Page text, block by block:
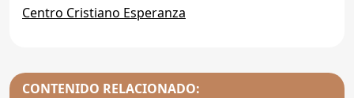
Centro Cristiano Esperanza
CONTENIDO RELACIONADO: